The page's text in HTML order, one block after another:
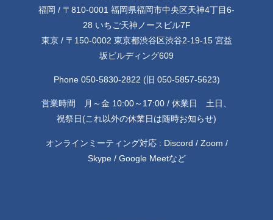
福岡 / 〒810-0001 福岡県福岡市中央区天神4丁目6-
28 いちご天神ノースビル7F
東京 / 〒150-0002 東京都渋谷区渋谷2-19-15 宮益
坂ビルディング609
Phone 050-5830-2822 (旧 050-5857-5623)
営業時間 月～金 10:00～17:00 / 休業日 土日、
祝祭日(これ以外の休業日は随時お知らせ)
オンラインミーティング対応 : Discord / Zoom /
Skype / Google Meetなど